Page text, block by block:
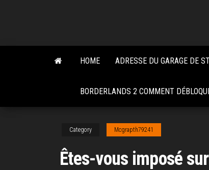
content
HOME ADRESSE DU GARAGE DE
BORDERLANDS 2 COMMENT
Category Mcgrapth79241
Êtes-vous imposé